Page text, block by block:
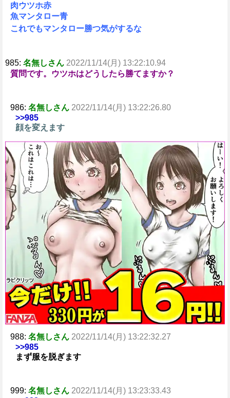
肉ウツホ赤
魚マンタロー青
これでもマンタロー勝つ気がするな
985: 名無しさん 2022/11/14(月) 13:22:10.94
質問です。ウツホはどうしたら勝てますか？
986: 名無しさん 2022/11/14(月) 13:22:26.80
>>985
顔を変えます
988: 名無しさん 2022/11/14(月) 13:22:32.27
>>985
まず服を脱ぎます
999: 名無しさん 2022/11/14(月) 13:23:33.43